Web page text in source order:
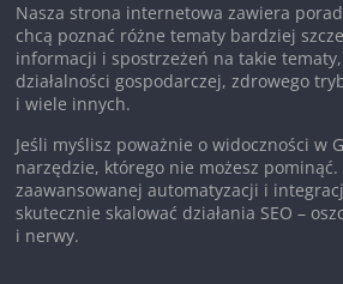
Nasza strona internetowa zawiera
chcą poznać różne tematy bardziej
informacji i spostrzeżeń na takie
działalności gospodarczej, zdrowego
i wiele innych.
Jeśli myślisz poważnie o widoczności w
narzędzie, którego nie możesz pominąć.
zaawansowanej automatyzacji i
skutecznie skalować działania SEO –
i nerwy.